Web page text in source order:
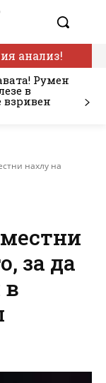
анализ!
Румен
в
нахлу на
за да